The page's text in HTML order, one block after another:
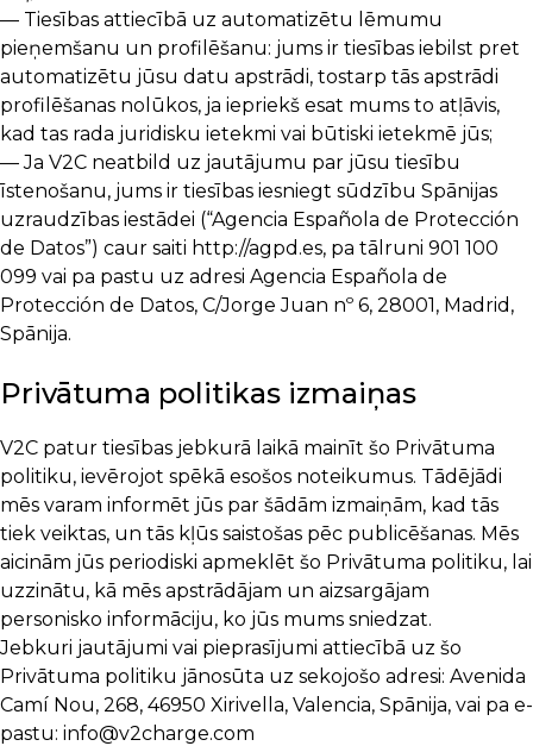
— Tiesības attiecībā uz automatizētu lēmumu
pieņemšanu un profilēšanu: jums ir tiesības iebilst pret
automatizētu jūsu datu apstrādi, tostarp tās apstrādi
profilēšanas nolūkos, ja iepriekš esat mums to atļāvis,
kad tas rada juridisku ietekmi vai būtiski ietekmē jūs;
— Ja V2C neatbild uz jautājumu par jūsu tiesību
īstenošanu, jums ir tiesības iesniegt sūdzību Spānijas
uzraudzības iestādei (“Agencia Española de Protección
de Datos”) caur saiti http://agpd.es, pa tālruni 901 100
099 vai pa pastu uz adresi Agencia Española de
Protección de Datos, C/Jorge Juan nº 6, 28001, Madrid,
Spānija.
Privātuma politikas izmaiņas
V2C patur tiesības jebkurā laikā mainīt šo Privātuma
politiku, ievērojot spēkā esošos noteikumus. Tādējādi
mēs varam informēt jūs par šādām izmaiņām, kad tās
tiek veiktas, un tās kļūs saistošas pēc publicēšanas. Mēs
aicinām jūs periodiski apmeklēt šo Privātuma politiku, lai
uzzinātu, kā mēs apstrādājam un aizsargājam
personisko informāciju, ko jūs mums sniedzat.
Jebkuri jautājumi vai pieprasījumi attiecībā uz šo
Privātuma politiku jānosūta uz sekojošo adresi: Avenida
Camí Nou, 268, 46950 Xirivella, Valencia, Spānija, vai pa e-
pastu: info@v2charge.com